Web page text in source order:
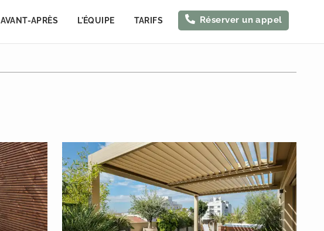
AVANT-APRÈS L'ÉQUIPE TARIFS Réserver un appel